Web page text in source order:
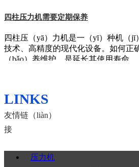
压力（lì）机的（de）为压（yā）力为
四柱压力机需要定期保养
四柱压（yā）力机是一（yī）种机（jī
技术、高精度的现代化设备。如何正
（bǎo）养维护，是延长其使用寿命，
压力机实质上是一台拉伸液压机，在
LINKS
友情链（liàn）
接
压力机